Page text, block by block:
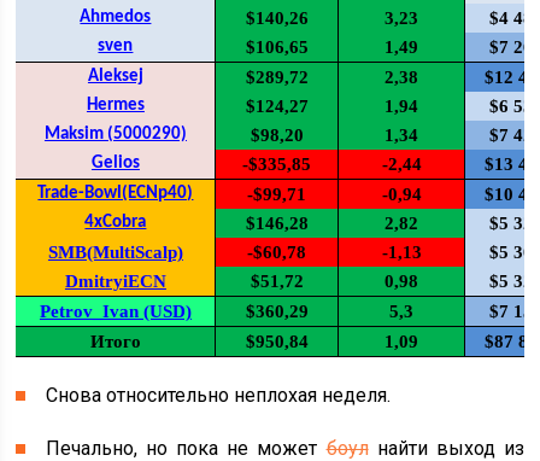
Ahmedos $140,26 3,23 $4
sven $106,65 1,49 $7
Aleksej $289,72 2,38 $12
Hermes $124,27 1,94 $6
Maksim (5000290) $98,20 1,34 $7
Gelios -$335,85 -2,44 $13
Trade-Bowl(ECNp40) -$99,71 -0,94 $10
4xCobra $146,28 2,82
$5
SMB(MultiScalp)
-$60,78 -1,13
$5
DmitryiECN
$51,72 0,98
$5
Petrov_Ivan (USD)
$360,29 5,3
$7
Итого
$950,84 1,09 $87
Снова относительно неплохая неделя.
Печально, но пока не можетбоулнайти выход из